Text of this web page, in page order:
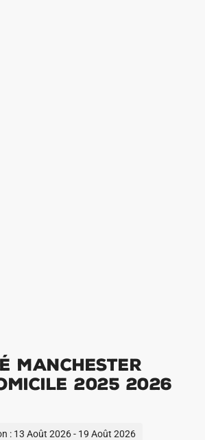
Manchester
2025 2026
: 13 Août 2026 - 19 Août 2026